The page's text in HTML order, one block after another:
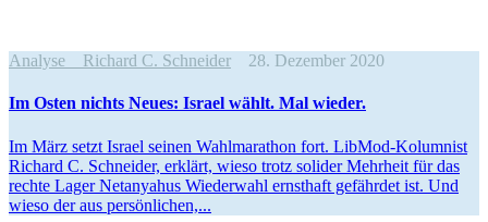
Analyse Richard C. Schneider 28. Dezember 2020
Im Osten nichts Neues: Israel wählt. Mal wieder.
Im März setzt Israel seinen Wahlma­rathon fort. LibMod-Kolumnist
Richard C. Schneider, erklärt, wieso trotz solider Mehrheit für das
rechte Lager Netan­yahus Wiederwahl ernsthaft gefährdet ist. Und
wieso der aus persönlichen,...